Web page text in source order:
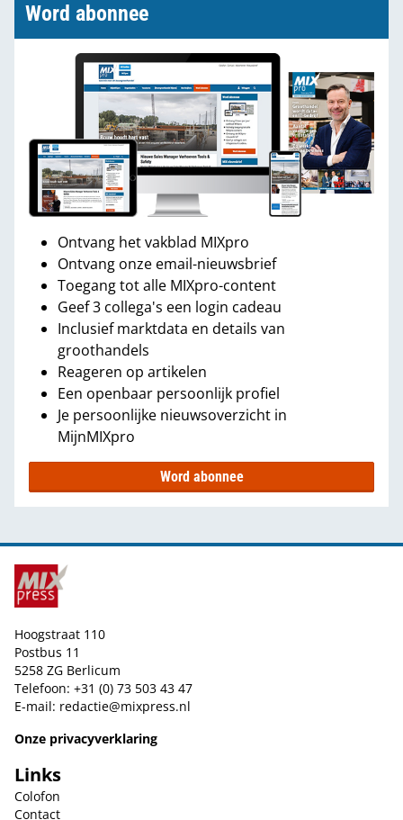
Word abonnee
Ontvang het vakblad MIXpro
Ontvang onze email-nieuwsbrief
Toegang tot alle MIXpro-content
Geef 3 collega's een login cadeau
Inclusief marktdata en details van
groothandels
Reageren op artikelen
Een openbaar persoonlijk profiel
Je persoonlijke nieuwsoverzicht in
MijnMIXpro
Word abonnee
Hoogstraat 110
Postbus 11
5258 ZG Berlicum
Telefoon: +31 (0) 73 503 43 47
E-mail: redactie@mixpress.nl
Onze privacyverklaring
Links
Colofon
Contact